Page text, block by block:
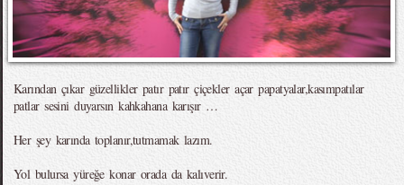
Karından çıkar güzellikler patır patır çiçekler açar papatyalar,kasımpatılar
patlar sesini duyarsın kahkahana karışır …
Her şey karında toplanır,tutmamak lazım.
Yol bulursa yüreğe konar orada da kalıverir.